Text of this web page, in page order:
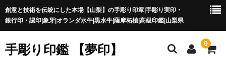
創意と技術を伝統にした本場【山梨】の手彫り印章|手彫り実印・
銀行印・認印|象牙|オランダ水牛|黒水牛|薩摩柘植|高級印鑑|山梨県
手彫り印鑑 【夢印】 0